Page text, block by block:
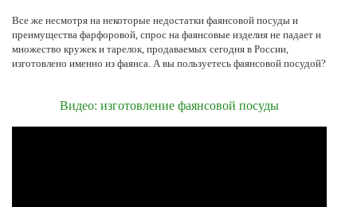
Все же несмотря на некоторые недостатки фаянсовой посуды и
преимущества фарфоровой, спрос на фаянсовые изделия не падает и
множество кружек и тарелок, продаваемых сегодня в России,
изготовлено именно из фаянса. А вы пользуетесь фаянсовой посудой?
Видео: изготовление фаянсовой посуды